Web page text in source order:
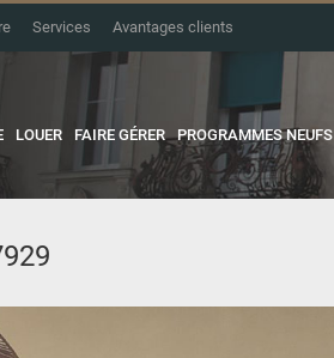
Services Avantages clients
LOUER FAIRE GÉRER PROGRAMMES NEUFS